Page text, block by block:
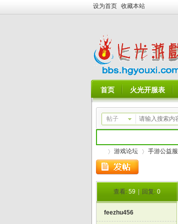
设为首页 收藏本站
首页 火光开服表
帖子
游戏论坛
›
手游公益服
查看: 59 回复: 0
feezhu456